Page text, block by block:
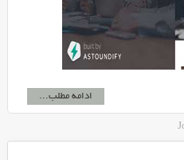
ادامه مطلب...